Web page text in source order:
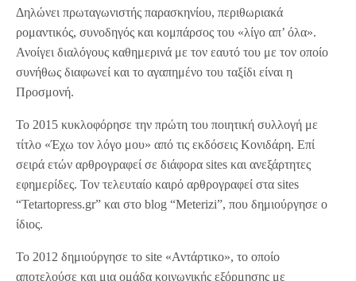
Δηλώνει πρωταγωνιστής παρασκηνίου, περιθωριακά
ρομαντικός, συνοδηγός και κομπάρσος του «λίγο απ’ όλα».
Ανοίγει διαλόγους καθημερινά με τον εαυτό του με τον οποίο
συνήθως διαφωνεί και το αγαπημένο του ταξίδι είναι η
Προσμονή.
Το 2015 κυκλοφόρησε την πρώτη του ποιητική συλλογή με
τίτλο «Έχω τον λόγο μου» από τις εκδόσεις Κονιδάρη. Επί
σειρά ετών αρθρογραφεί σε διάφορα sites και ανεξάρτητες
εφημερίδες. Τον τελευταίο καιρό αρθρογραφεί στα sites
“Tetartopress.gr” και στο blog “Meterizi”, που δημιούργησε ο
ίδιος.
Το 2012 δημιούργησε το site «Αντάρτικο», το οποίο
αποτελούσε και μια ομάδα κοινωνικής εξόρμησης με